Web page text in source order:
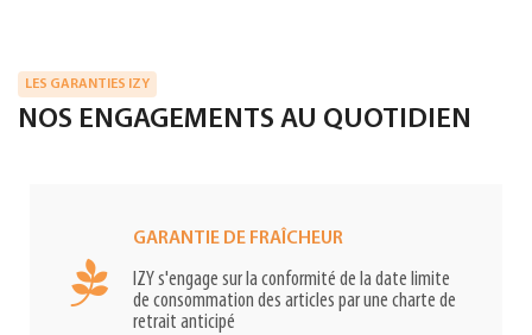
LES GARANTIES IZY
NOS ENGAGEMENTS AU QUOTIDIEN
GARANTIE DE FRAÎCHEUR
IZY s'engage sur la conformité de la date limite
de consommation des articles par une charte de
retrait anticipé